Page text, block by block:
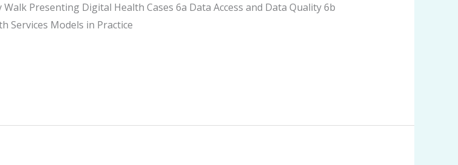
Presenting Digital Health Cases 6a Data Access and Data Quality 6b
Services Models in Practice